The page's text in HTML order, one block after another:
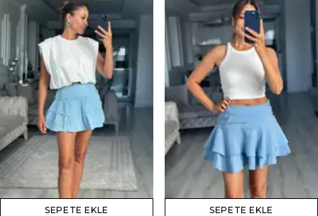
SEPETE EKLE SEPETE EKLE